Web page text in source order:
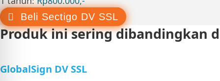
Beli Sectigo DV SSL
Produk ini sering dibandingkan
GlobalSign DV SSL